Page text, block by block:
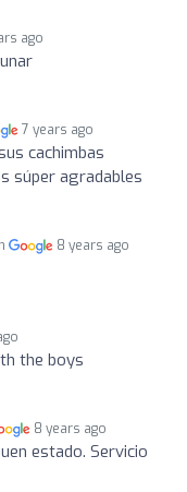
ago
7 years ago
cachimbas
súper agradables
8 years ago
the boys
8 years ago
estado. Servicio